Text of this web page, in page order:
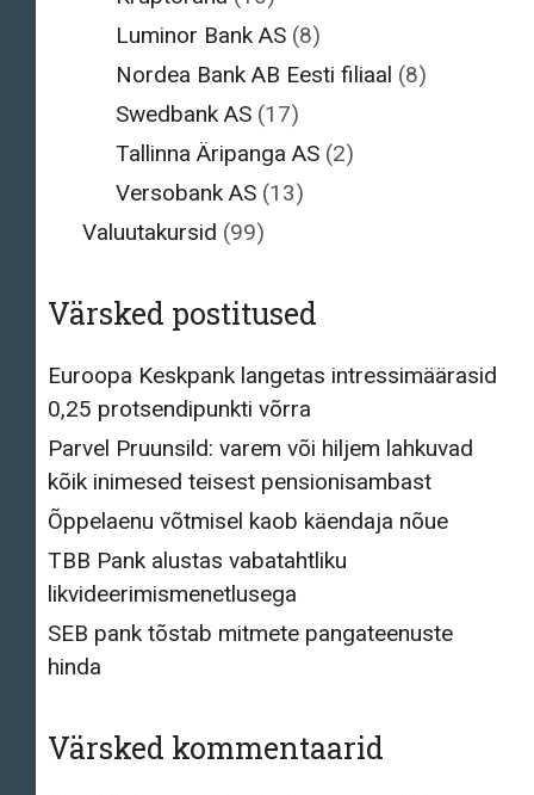
Luminor Bank AS (8)
Nordea Bank AB Eesti filiaal (8)
Swedbank AS (17)
Tallinna Äripanga AS (2)
Versobank AS (13)
Valuutakursid (99)
Värsked postitused
Euroopa Keskpank langetas intressimäärasid
0,25 protsendipunkti võrra
Parvel Pruunsild: varem või hiljem lahkuvad
kõik inimesed teisest pensionisambast
Õppelaenu võtmisel kaob käendaja nõue
TBB Pank alustas vabatahtliku
likvideerimismenetlusega
SEB pank tõstab mitmete pangateenuste
hinda
Värsked kommentaarid